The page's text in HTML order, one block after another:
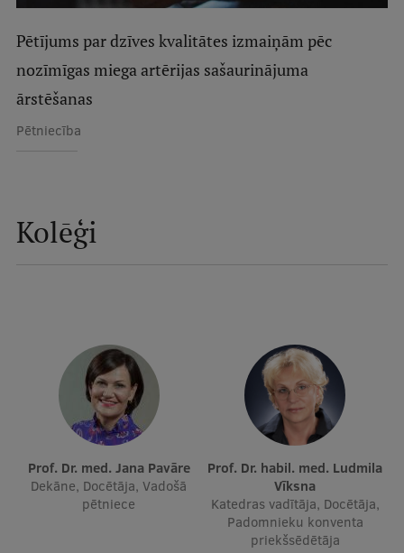
Mūsu cilvēki
Stratēģija
Struktūra
Aula
Reitingi
Virtuālā tūre
Ilgtspējīga attīstība
Studiju un vides pieejamība
Dati par 2025. gadu
Pētījums par dzīves kvalitātes izmaiņām pēc
nozīmīgas miega artērijas sašaurinājuma
ārstēšanas
Pētniecība
Kolēģi
Prof. Dr. med. Jana Pavāre
Dekāne, Docētāja, Vadošā
pētniece
Prof. Dr. habil. med. Ludmila
Vīksna
Katedras vadītāja, Docētāja,
Padomnieku konventa
priekšsēdētāja